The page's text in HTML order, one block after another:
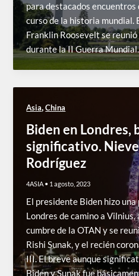
para destacados encuentros
curso de la historia mundial.
Franklin Roosevelt se
durante la II Guerra
Asia,China
Biden en Londres,
significativo.
Rodríguez
4ASIA • 1 agosto, 2023
El presidente Biden hizo
Londres de camino a
cumbre de la OTAN y se
Rishi Sunak, y el recién
III. El breve aunque
Biden y Sunak fue